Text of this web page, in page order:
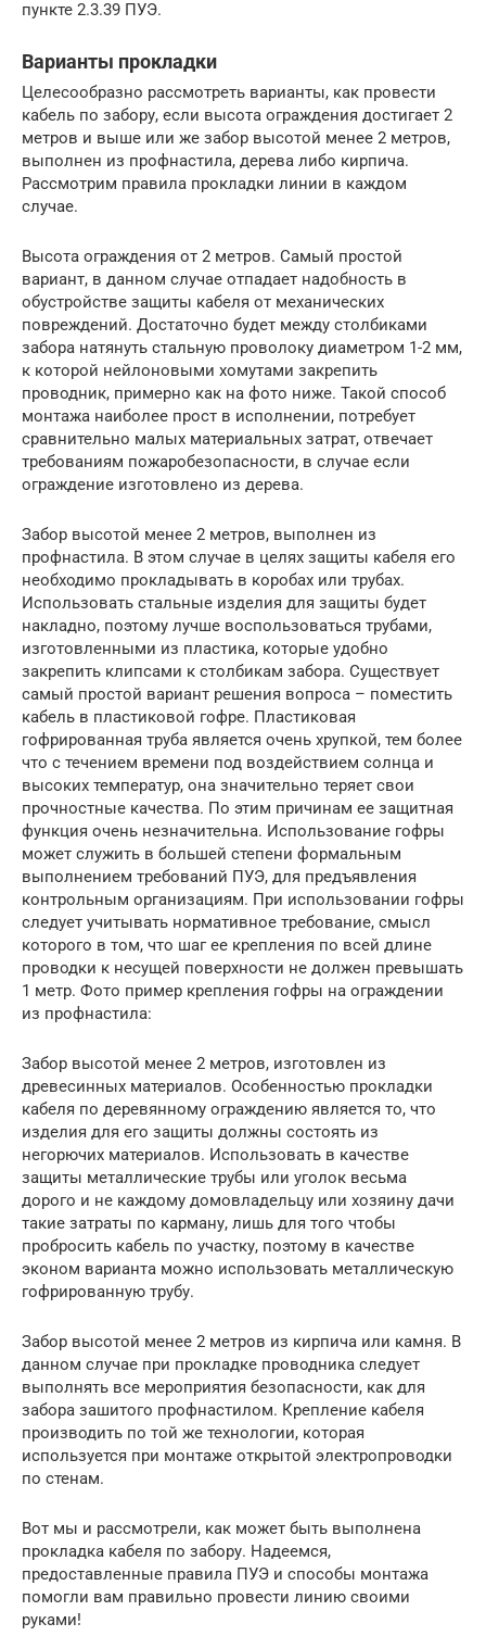
пункте 2.3.39 ПУЭ.
Варианты прокладки
Целесообразно рассмотреть варианты, как провести
кабель по забору, если высота ограждения достигает 2
метров и выше или же забор высотой менее 2 метров,
выполнен из профнастила, дерева либо кирпича.
Рассмотрим правила прокладки линии в каждом
случае.
Высота ограждения от 2 метров. Самый простой
вариант, в данном случае отпадает надобность в
обустройстве защиты кабеля от механических
повреждений. Достаточно будет между столбиками
забора натянуть стальную проволоку диаметром 1-2 мм,
к которой нейлоновыми хомутами закрепить
проводник, примерно как на фото ниже. Такой способ
монтажа наиболее прост в исполнении, потребует
сравнительно малых материальных затрат, отвечает
требованиям пожаробезопасности, в случае если
ограждение изготовлено из дерева.
Забор высотой менее 2 метров, выполнен из
профнастила. В этом случае в целях защиты кабеля его
необходимо прокладывать в коробах или трубах.
Использовать стальные изделия для защиты будет
накладно, поэтому лучше воспользоваться трубами,
изготовленными из пластика, которые удобно
закрепить клипсами к столбикам забора. Существует
самый простой вариант решения вопроса – поместить
кабель в пластиковой гофре. Пластиковая
гофрированная труба является очень хрупкой, тем более
что с течением времени под воздействием солнца и
высоких температур, она значительно теряет свои
прочностные качества. По этим причинам ее защитная
функция очень незначительна. Использование гофры
может служить в большей степени формальным
выполнением требований ПУЭ, для предъявления
контрольным организациям. При использовании гофры
следует учитывать нормативное требование, смысл
которого в том, что шаг ее крепления по всей длине
проводки к несущей поверхности не должен превышать
1 метр. Фото пример крепления гофры на ограждении
из профнастила:
Забор высотой менее 2 метров, изготовлен из
древесинных материалов. Особенностью прокладки
кабеля по деревянному ограждению является то, что
изделия для его защиты должны состоять из
негорючих материалов. Использовать в качестве
защиты металлические трубы или уголок весьма
дорого и не каждому домовладельцу или хозяину дачи
такие затраты по карману, лишь для того чтобы
пробросить кабель по участку, поэтому в качестве
эконом варианта можно использовать металлическую
гофрированную трубу.
Забор высотой менее 2 метров из кирпича или камня. В
данном случае при прокладке проводника следует
выполнять все мероприятия безопасности, как для
забора зашитого профнастилом. Крепление кабеля
производить по той же технологии, которая
используется при монтаже открытой электропроводки
по стенам.
Вот мы и рассмотрели, как может быть выполнена
прокладка кабеля по забору. Надеемся,
предоставленные правила ПУЭ и способы монтажа
помогли вам правильно провести линию своими
руками!